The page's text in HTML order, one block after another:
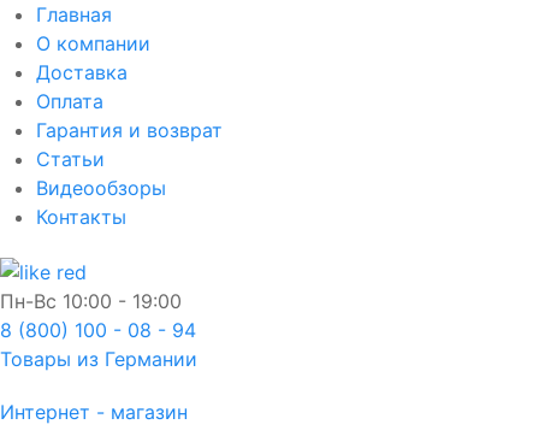
Главная
О компании
Доставка
Оплата
Гарантия и возврат
Статьи
Видеообзоры
Контакты
Пн-Вс 10:00 - 19:00
8 (800) 100 - 08 - 94
Товары из Германии
Интернет - магазин